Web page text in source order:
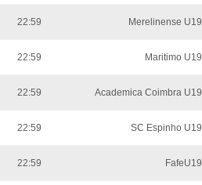
22:59 Merelinense U19
22:59 Maritimo U19
22:59 Academica Coimbra U19
22:59 SC Espinho U19
22:59 FafeU19